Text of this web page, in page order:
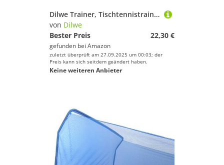
Dilwe Trainer, Tischtennistrainer Rapid Rebound Trainingsroboter Tischtennis Trainer für Erwachsene
von Dilwe
Bester Preis
22,30 €
gefunden bei Amazon
zuletzt überprüft am 27.09.2025 um 00:03; der
Preis kann sich seitdem geändert haben.
Keine weiteren Anbieter